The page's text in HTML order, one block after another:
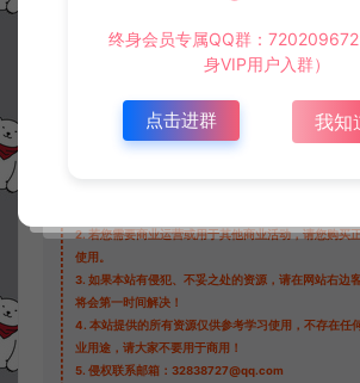
打赏
2.若您需要商业运营或用于其他商业活动，请您购买
使用。
3. 如果本站有侵犯、不妥之处的资源，请在网站右边客
将会第一时间解决！
4. 本站提供的所有资源仅供参考学习使用，不存在任
业用途，请大家不要用于商用！
5. 侵权联系邮箱：32838727@qq.com
终身会员专属QQ群：
身VIP用户入群）
点击进群 我知